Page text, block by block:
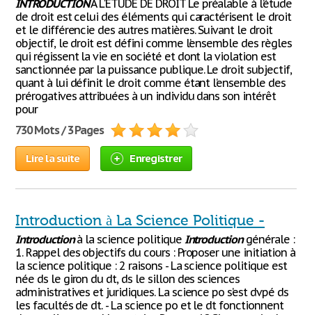
INTRODUCTIONA L'ETUDE DE DROIT Le préalable à l’étude
de droit est celui des éléments qui caractérisent le droit
et le différencie des autres matières. Suivant le droit
objectif, le droit est défini comme l’ensemble des règles
qui régissent la vie en société et dont la violation est
sanctionnée par la puissance publique. Le droit subjectif,
quant à lui définit le droit comme étant l’ensemble des
prérogatives attribuées à un individu dans son intérêt
pour
730 Mots / 3 Pages
Lire la suite Enregistrer
Introduction à La Science Politique -
Introductionà la science politique Introductiongénérale :
1. Rappel des objectifs du cours : Proposer une initiation à
la science politique : 2 raisons - La science politique est
née ds le giron du dt, ds le sillon des sciences
administratives et juridiques. La science po s’est dvpé ds
les facultés de dt. - La science po et le dt fonctionnent